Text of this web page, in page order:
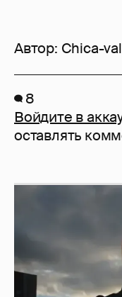
Автор: Chica-
8
Войдите в
оставлять